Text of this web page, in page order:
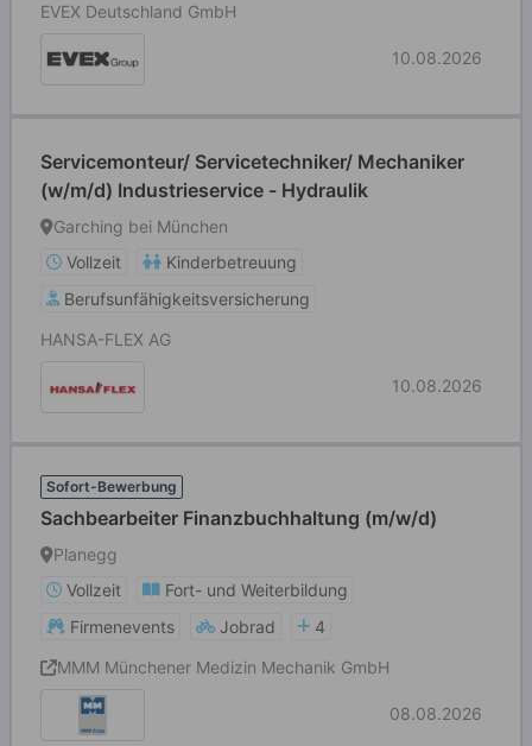
EVEX Deutschland GmbH
10.08.2026
Servicemonteur/ Servicetechniker/ Mechaniker
(w/m/d) Industrieservice - Hydraulik
Garching bei München
Vollzeit
Kinderbetreuung
Berufsunfähigkeitsversicherung
HANSA-FLEX AG
10.08.2026
Sofort-Bewerbung
Sachbearbeiter Finanzbuchhaltung (m/w/d)
Planegg
Vollzeit
Fort- und Weiterbildung
Firmenevents
Jobrad
4
MMM Münchener Medizin Mechanik GmbH
08.08.2026